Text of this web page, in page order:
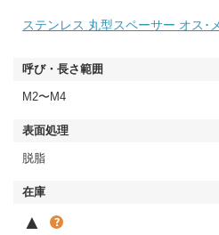
ステンレス 丸型スペーサー オス･
M2〜M4
脱脂
▲